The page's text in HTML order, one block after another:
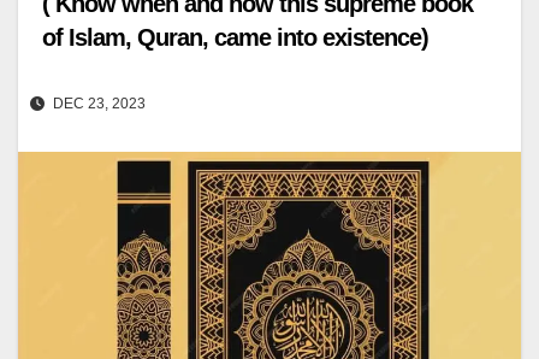
of Islam, Quran, came into existence)
DEC 23, 2023